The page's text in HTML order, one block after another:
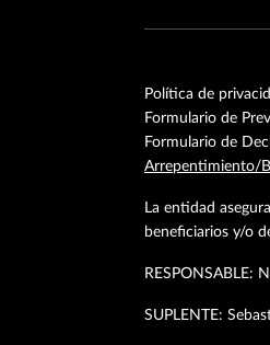
Política de
Formulario de
Formulario de
Arrepentimiento/
La entidad
beneficiarios y/o
RESPONSABLE:
SUPLENTE: